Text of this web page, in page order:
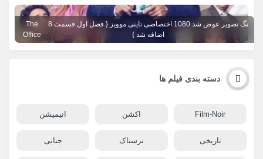
تگ تصویر عوض شد 1080 اختصاصی تاینی موویز { فصل اول قسمت 8
اضافه شد }
The
Office
دسته بندی فیلم ها
Film-Noir اکشن انیمیشن
تاریخی ترسناک جنایی